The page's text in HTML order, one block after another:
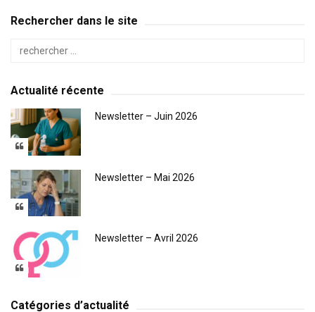
Rechercher dans le site
Actualité récente
Newsletter – Juin 2026
Newsletter – Mai 2026
Newsletter – Avril 2026
Catégories d’actualité